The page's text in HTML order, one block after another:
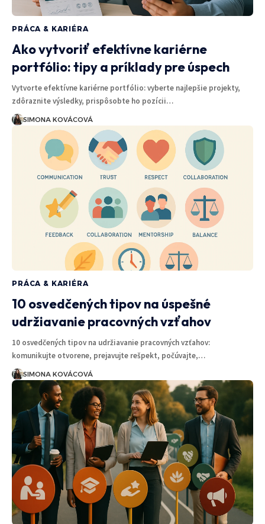
PRÁCA & KARIÉRA
Ako vytvoriť efektívne kariérne
portfólio: tipy a príklady pre úspech
Vytvorte efektívne kariérne portfólio: vyberte najlepšie projekty,
zdôraznite výsledky, prispôsobte ho pozícii…
SIMONA KOVÁCOVÁ
PRÁCA & KARIÉRA
10 osvedčených tipov na úspešné
udržiavanie pracovných vzťahov
10 osvedčených tipov na udržiavanie pracovných vzťahov:
komunikujte otvorene, prejavujte rešpekt, počúvajte,…
SIMONA KOVÁCOVÁ